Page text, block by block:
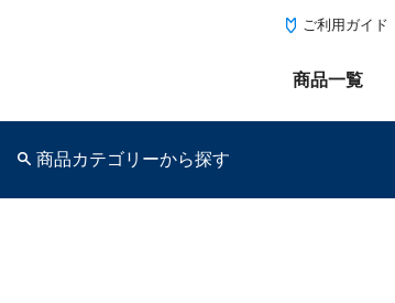
ご利用ガイド
商品一覧
商品カテゴリーから探す